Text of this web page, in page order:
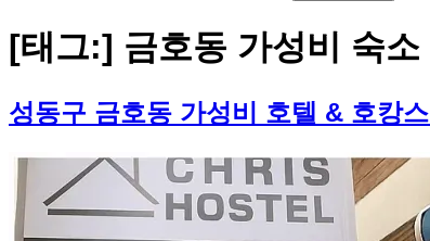
[태그:] 금호동 가성비 숙소
성동구 금호동 가성비 호텔 & 호캉